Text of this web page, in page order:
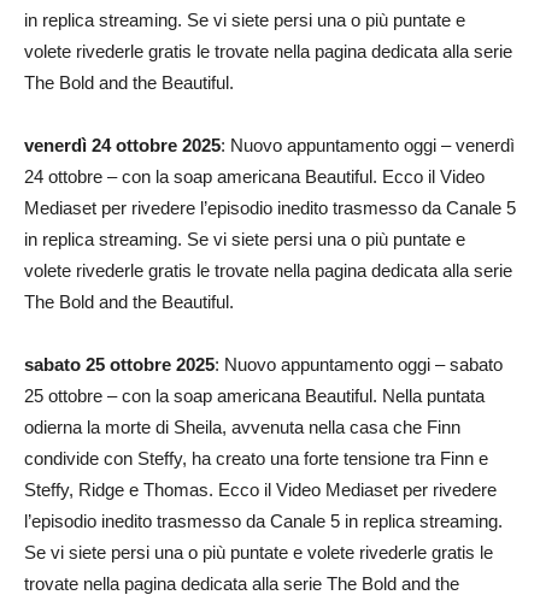
in replica streaming. Se vi siete persi una o più puntate e
volete rivederle gratis le trovate nella pagina dedicata alla serie
The Bold and the Beautiful.
venerdì 24 ottobre 2025: Nuovo appuntamento oggi – venerdì
24 ottobre – con la soap americana Beautiful. Ecco il Video
Mediaset per rivedere l’episodio inedito trasmesso da Canale 5
in replica streaming. Se vi siete persi una o più puntate e
volete rivederle gratis le trovate nella pagina dedicata alla serie
The Bold and the Beautiful.
sabato 25 ottobre 2025: Nuovo appuntamento oggi – sabato
25 ottobre – con la soap americana Beautiful. Nella puntata
odierna la morte di Sheila, avvenuta nella casa che Finn
condivide con Steffy, ha creato una forte tensione tra Finn e
Steffy, Ridge e Thomas. Ecco il Video Mediaset per rivedere
l’episodio inedito trasmesso da Canale 5 in replica streaming.
Se vi siete persi una o più puntate e volete rivederle gratis le
trovate nella pagina dedicata alla serie The Bold and the